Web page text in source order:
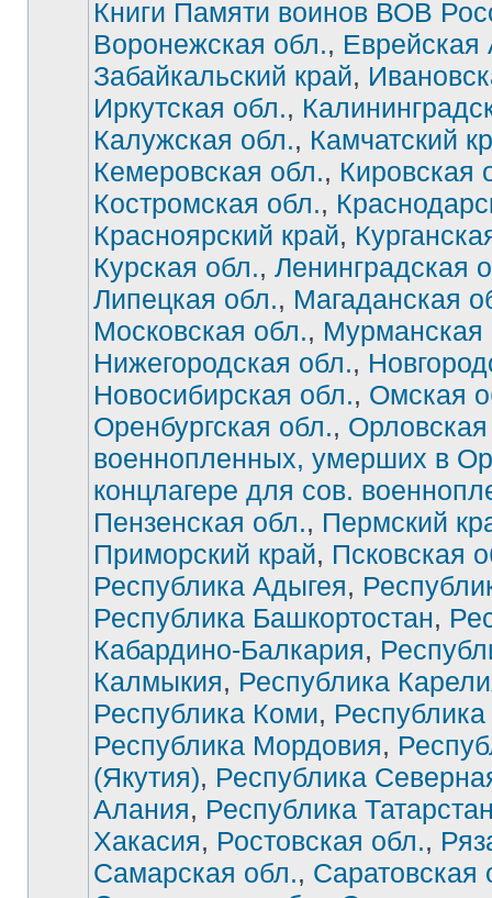
Нет
непрочитанных
сообщений
Книги Памяти воинов ВОВ
Воронежская обл.,
Забайкальский край,
Иркутская обл.,
Калужская обл., Камчатский
Кемеровская обл., Кировская
Костромская обл.,
Красноярский край,
Курская обл., Ленинградская
Липецкая обл., Магаданская
Московская обл., Мурманская
Нижегородская обл.,
Новосибирская обл., Омская
Оренбургская обл.,
военнопленных, умерших в
концлагере для сов.
Пензенская обл., Пермский
Приморский край, Псковская
Республика Адыгея,
Республика Башкортостан,
Кабардино-Балкария,
Калмыкия, Республика
Республика Коми,
Республика Мордовия,
(Якутия), Республика
Алания, Республика
Хакасия, Ростовская обл.,
Самарская обл., Саратовская